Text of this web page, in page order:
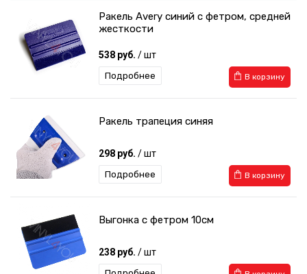
Ракель Avery синий с фетром, средней
жесткости
538 руб. / шт
В корзину
Подробнее
Ракель трапеция синяя
298 руб. / шт
В корзину
Подробнее
Выгонка с фетром 10см
238 руб. / шт